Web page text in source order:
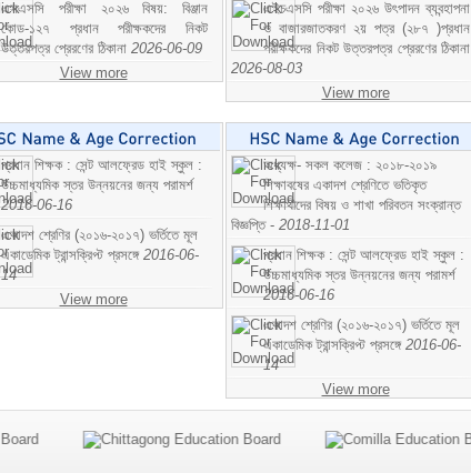
এসএসসি পরীক্ষা ২০২৬ বিষয়: বিঞ্জান
কোড-১২৭ প্রধান পরীক্ষকদের নিকট
উত্তরপত্র প্রেরণের ঠিকানা 2026-06-09
View more
এইচএসসি পরীক্ষা ২০২৬ উৎপাদন ব্যবন্হাপনা
ও বাজারজাতকরণ ২য় পত্র (২৮৭ )প্রধান
পরীক্ষকদের নিকট উত্তরপত্র প্রেরণের ঠিকানা
2026-08-03
View more
প্রধান শিক্ষক : সেন্ট আলফ্রেড হাই স্কুল :
উচ্চমাধ্যমিক স্তর উন্নয়নের জন্য পরামর্শ
2016-06-16
একাদশ শ্রেণির (২০১৬-২০১৭) ভর্তিতে মূল
একাডেমিক ট্রান্সক্রিপ্ট প্রসঙ্গে 2016-06-
14
View more
অধ্যক্ষ- সকল কলেজ : ২০১৮-২০১৯
শিক্ষাবষের একাদশ শ্রেণিতে ভতিকৃত
শিক্ষাথীদের বিষয় ও শাখা পরিবতন সংক্রান্ত
বিজ্ঞপ্তি - 2018-11-01
প্রধান শিক্ষক : সেন্ট আলফ্রেড হাই স্কুল :
উচ্চমাধ্যমিক স্তর উন্নয়নের জন্য পরামর্শ
2016-06-16
একাদশ শ্রেণির (২০১৬-২০১৭) ভর্তিতে মূল
একাডেমিক ট্রান্সক্রিপ্ট প্রসঙ্গে 2016-06-
14
View more